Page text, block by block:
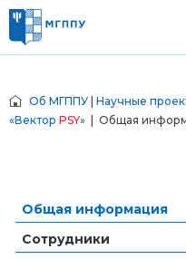
Об МГППУ Научные
«Вектор PSY» | Общая
Общая информация
Сотрудники